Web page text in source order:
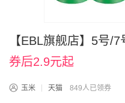
【EBL旗舰店】5号/
券后2.9元起
玉米 天猫 849人已领券